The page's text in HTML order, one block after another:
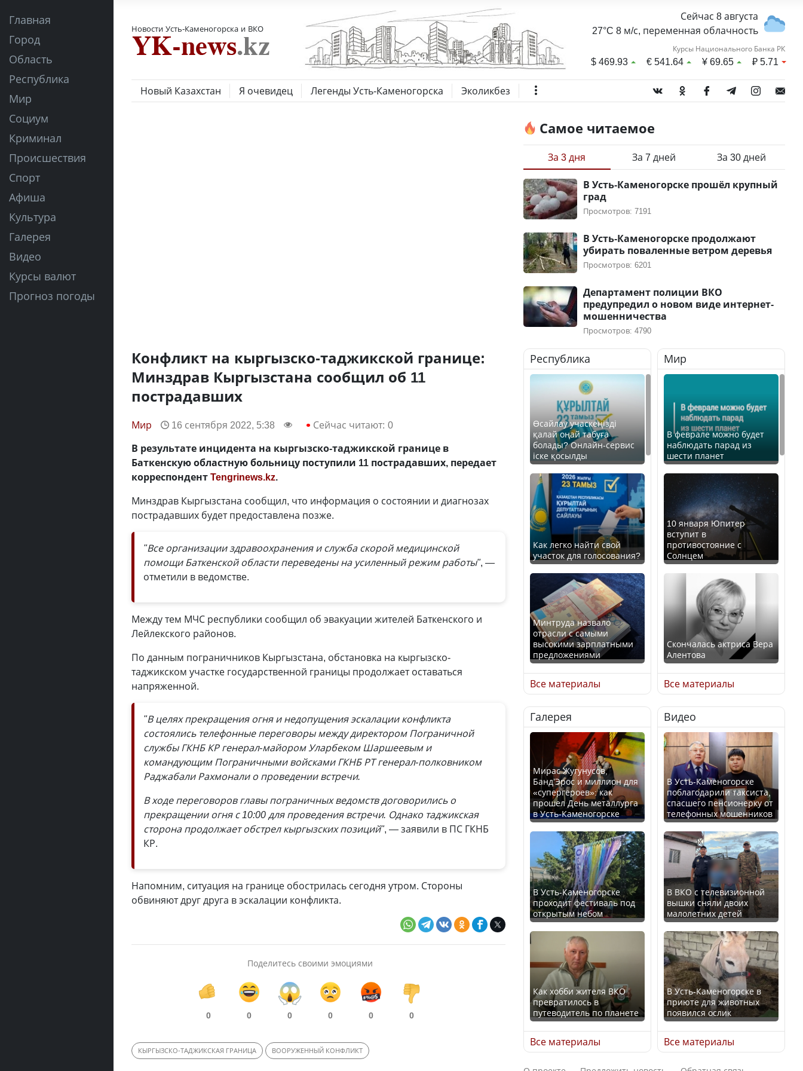
Главная
Город
Область
Республика
Мир
Социум
Криминал
Происшествия
Спорт
Афиша
Культура
Галерея
Видео
Курсы валют
Прогноз погоды
Новости Усть-Каменогорска и ВКО
Сейчас 8 августа
27°C 8 м/с, переменная облачность
Курсы Национального Банка РК
$469.93 €541.64 ¥69.65 ₽5.71
Новый Казахстан Я очевидец Легенды Усть-Каменогорска Эколикбез
Конфликт на кыргызско-таджикской границе:
Минздрав Кыргызстана сообщил об 11
пострадавших
Мир 16 сентября 2022, 5:38 Сейчас читают: 0
В результате инцидента на кыргызско-таджикской границе в
Баткенскую областную больницу поступили 11 пострадавших, передает
корреспондентTengrinews.kz.
Минздрав Кыргызстана сообщил, что информация о состоянии и диагнозах
пострадавших будет предоставлена позже.
"Все организации здравоохранения и служба скорой медицинской
помощи Баткенской области переведены на усиленный режим работы", —
отметили в ведомстве.
Между тем МЧС республики сообщил об эвакуации жителей Баткенского и
Лейлекского районов.
По данным пограничников Кыргызстана, обстановка на кыргызско-
таджикском участке государственной границы продолжает оставаться
напряженной.
"В целях прекращения огня и недопущения эскалации конфликта
состоялись телефонные переговоры между директором Пограничной
службы ГКНБ КР генерал-майором Уларбеком Шаршеевым и
командующим Пограничными войсками ГКНБ РТ генерал-полковником
Раджабали Рахмонали о проведении встречи.
В ходе переговоров главы пограничных ведомств договорились о
прекращении огня с 10:00 для проведения встречи. Однако таджикская
сторона продолжает обстрел кыргызских позиций", — заявили в ПС ГКНБ
КР.
Напомним, ситуация на границе обострилась сегодня утром. Стороны
обвиняют друг друга в эскалации конфликта.
Поделитесь своими эмоциями
0 0 0 0 0 0
КЫРГЫЗСКО-ТАДЖИКСКАЯ ГРАНИЦА ВООРУЖЕННЫЙ КОНФЛИКТ
Самое читаемое
За 3 дня За 7 дней За 30 дней
В Усть-Каменогорске прошёл крупный
град
Просмотров: 7191
В Усть-Каменогорске продолжают
убирать поваленные ветром деревья
Просмотров: 6201
Департамент полиции ВКО
предупредил о новом виде интернет-
мошенничества
Просмотров: 4790
Республика
Өсайлау учаскеңізді
қалай оңай табуға
болады? Онлайн-сервис
іске қосылды
Как легко найти свой
участок для голосования?
Минтруда назвало
отрасли с самыми
высокими зарплатными
предложениями
Искусственный интеллект
официально включили в
школьную программу
Казахстана
В Казахстане стало
проще получить
направления на
медицинские
обследования
Қазақстан Орталық Азия
елдері арасында әл-ауқат
индексінде көш бастады
Казахстан возглавил
рейтинг благополучия
среди стран Центральной
Азии
Все материалы
Мир
В феврале можно будет
наблюдать парад из
шести планет
10 января Юпитер
вступит в
противостояние с
Солнцем
Скончалась актриса Вера
Алентова
В РФ вынесен заочный
приговор по уголовному
делу об убийстве Игоря
Талькова
В России введены
дополнительные
ограничения для
казахстанских прав
Трамп официально
вступил в должность
президента США
Луну признали объектом
культурного наследия,
находящегося под
угрозой исчезновения
Все материалы
Галерея
Мирас Жугунусов,
Банд’Эрос и миллион для
«супергероев»: как
прошел День металлурга
в Усть-Каменогорске
В Усть-Каменогорске
проходит фестиваль под
открытым небом
Как хобби жителя ВКО
превратилось в
путеводитель по планете
Все материалы
Видео
В Усть-Каменогорске
поблагодарили таксиста,
спасшего пенсионерку от
телефонных мошенников
В ВКО с телевизионной
вышки сняли двоих
малолетних детей
В Усть-Каменогорске в
приюте для животных
появился ослик
Все материалы